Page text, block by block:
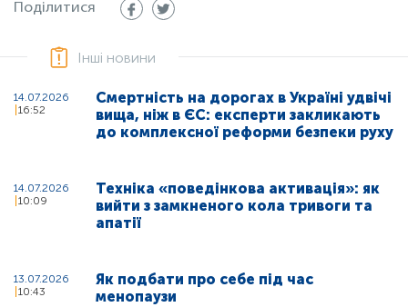
Поділитися
Інші новини
14.07.2026
16:52
Смертність на дорогах в Україні удвічі
вища, ніж в ЄС: експерти закликають
до комплексної реформи безпеки руху
14.07.2026
10:09
Техніка «поведінкова активація»: як
вийти з замкненого кола тривоги та
апатії
13.07.2026
10:43
Як подбати про себе під час
менопаузи